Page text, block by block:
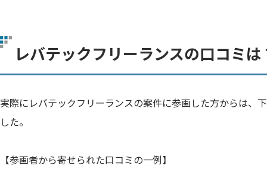
レバテックフリーランスの口コミは
実際にレバテックフリーランスの案件に参画した方からは、
した。
【参画者から寄せられた口コミの一例】